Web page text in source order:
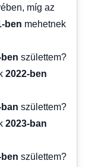
míg az
ben mehetnek
ben születtem?
2022-ben
ban születtem?
2023-ban
ben születtem?